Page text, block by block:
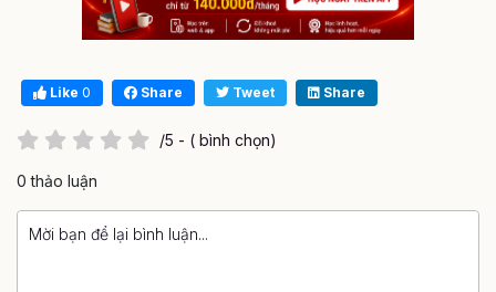
Like 0 Share Tweet Share
/5 - ( bình chọn)
0 thảo luận